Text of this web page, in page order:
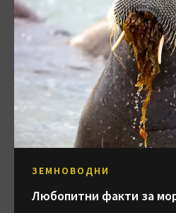
ЗЕМНОВОДНИ
Любопитни факти за